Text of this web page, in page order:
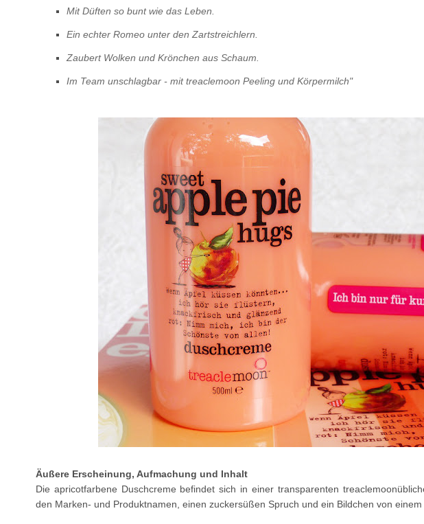
Mit Düften so bunt wie das Leben.
Ein echter Romeo unter den Zartstreichlern.
Zaubert Wolken und Krönchen aus Schaum.
Im Team unschlagbar - mit treaclemoon Peeling und Körpermilch"
Äußere Erscheinung, Aufmachung und Inhalt
Die apricotfarbene Duschcreme befindet sich in einer transparenten
den Marken- und Produktnamen, einen zuckersüßen Spruch und ein Bildchen von